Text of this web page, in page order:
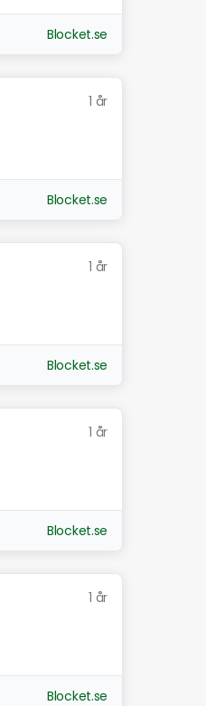
Blocket.se
1 år
Blocket.se
1 år
Blocket.se
1 år
Blocket.se
1 år
Blocket.se